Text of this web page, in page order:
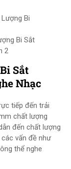
Bi Sắt
2
Sắt
Nhạc
tiếp đến trải
chất lượng
đến chất lượng
vấn đề như
thể nghe